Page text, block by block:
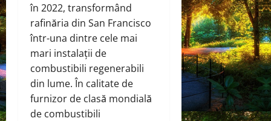
în 2022, transformând
rafinăria din San Francisco
într-una dintre cele mai
mari instalații de
combustibili regenerabili
din lume. În calitate de
furnizor de clasă mondială
de combustibili